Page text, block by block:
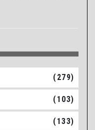
(279)
(103)
(133)